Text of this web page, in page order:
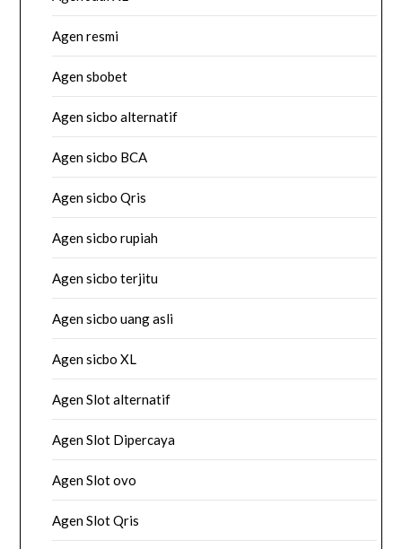
Agen resmi
Agen sbobet
Agen sicbo alternatif
Agen sicbo BCA
Agen sicbo Qris
Agen sicbo rupiah
Agen sicbo terjitu
Agen sicbo uang asli
Agen sicbo XL
Agen Slot alternatif
Agen Slot Dipercaya
Agen Slot ovo
Agen Slot Qris